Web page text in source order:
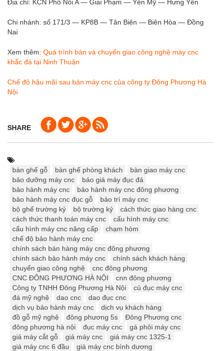
Địa chỉ: KCN Phố Nối A — Giai Phạm — Yên Mỹ — Hưng Yên
Chi nhánh: số 171/3 — KP8B — Tân Biên — Biên Hòa — Đồng
Nai
Xem thêm: Quá trình bán và chuyển giao công nghệ máy cnc
khắc đá tại Ninh Thuận
Chế độ hậu mãi sau bán máy cnc của công ty Đông Phương Hà
Nội
SHARE
bàn ghế gỗ bàn ghế phòng khách
bàn giao máy cnc
bảo dưỡng máy cnc
báo giá máy đục đá
bảo hành máy cnc
bảo hành máy cnc đông phương
bảo hành máy cnc đục gỗ
bảo trì máy cnc
bộ ghế trường kỷ
bộ trường kỷ
cách thức giao hàng cnc
cách thức thanh toán máy cnc
cấu hình máy cnc
cấu hình máy cnc nâng cấp
chạm hòm
chế độ bảo hành máy cnc
chính sách bán hàng máy cnc đông phương
chính sách bảo hành máy cnc
chính sách khách hàng
chuyển giao công nghệ
cnc đông phương
CNC ĐÔNG PHƯƠNG HÀ NỘI
cnn đông phương
Công ty TNHH Đông Phương Hà Nội
củ đục máy cnc
đá mỹ nghệ
dao cnc
dao đục cnc
dịch vụ bảo hành máy cnc
dịch vụ khách hàng
đồ gỗ mỹ nghệ
đông phương 5s
Đông Phương cnc
đông phương hà nội
đục máy cnc
gá phôi máy cnc
giá máy cắt gỗ
giá máy cnc
giá máy cnc 1325-1
giá máy cnc 6 đầu
giá máy cnc bình dương